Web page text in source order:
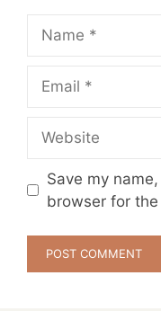
Save my
browser for